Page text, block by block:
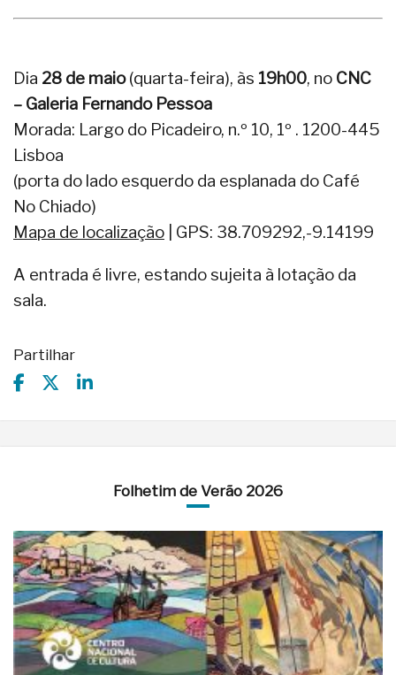
Dia 28 de maio(quarta-feira), às 19h00, no CNC
– Galeria Fernando Pessoa
Morada: Largo do Picadeiro, n.º 10, 1º . 1200-445
Lisboa
(porta do lado esquerdo da esplanada do Café
No Chiado)
Mapa de localização | GPS: 38.709292,-9.14199
A entrada é livre, estando sujeita à lotação da
sala.
Partilhar
Folhetim de Verão 2026